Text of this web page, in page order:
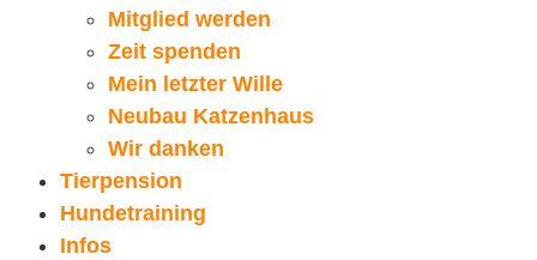
Mitglied werden
Zeit spenden
Mein letzter Wille
Neubau Katzenhaus
Wir danken
Tierpension
Hundetraining
Infos